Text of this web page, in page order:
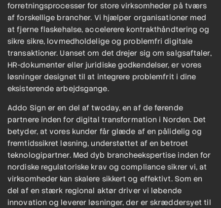
forretningsprocesser for store virksomheder på tværs
af forskellige brancher. Vi hjælper organisationer med
at fjerne flaskehalse, accelerere kontrakthåndtering og
sikre sikre, lovmedholdelige og problemfri digitale
transaktioner. Uanset om det drejer sig om salgsaftaler,
HR-dokumenter eller juridiske godkendelser, er vores
løsninger designet til at integrere problemfrit i dine
eksisterende arbejdsgange.
Addo Sign er en del af twoday, en af de førende
partnere inden for digital transformation i Norden. Det
betyder, at vores kunder får glæde af en pålidelig og
fremtidssikret løsning, understøttet af en betroet
teknologipartner. Med dyb brancheekspertise inden for
nordiske regulatoriske krav og compliance sikrer vi, at
virksomheder kan skalere sikkert og effektivt. Som en
del af en stærk regional aktør driver vi løbende
innovation og leverer løsninger, der er skræddersyet til